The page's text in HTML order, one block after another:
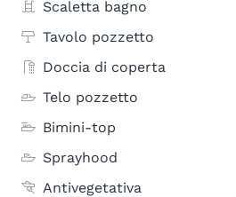
Scaletta bagno
Tavolo pozzetto
Doccia di coperta
Telo pozzetto
Bimini-top
Sprayhood
Antivegetativa